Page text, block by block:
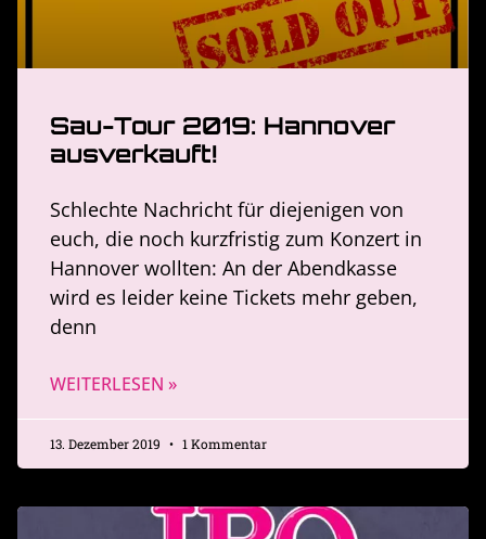
Sau-Tour 2019: Hannover
ausverkauft!
Schlechte Nachricht für diejenigen von
euch, die noch kurzfristig zum Konzert in
Hannover wollten: An der Abendkasse
wird es leider keine Tickets mehr geben,
denn
WEITERLESEN »
13. Dezember 2019 1 Kommentar